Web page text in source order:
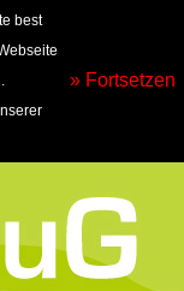
best
» Fortsetzen